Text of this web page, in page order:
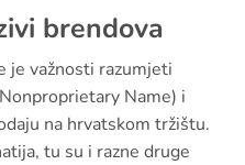
brendova
je važnosti razumjeti
Name) i
na hrvatskom tržištu.
tu su i razne druge